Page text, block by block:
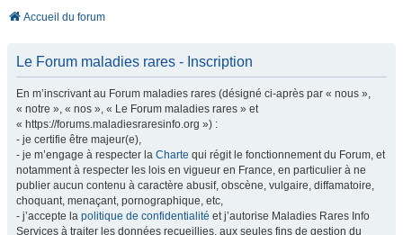
Accueil du forum
Le Forum maladies rares - Inscription
En m’inscrivant au Forum maladies rares (désigné ci-après par « nous »,
« notre », « nos », « Le Forum maladies rares » et
« https://forums.maladiesraresinfo.org ») :
- je certifie être majeur(e),
- je m’engage à respecter la Charte qui régit le fonctionnement du Forum, et
notamment à respecter les lois en vigueur en France, en particulier à ne
publier aucun contenu à caractère abusif, obscène, vulgaire, diffamatoire,
choquant, menaçant, pornographique, etc,
- j’accepte la politique de confidentialité et j’autorise Maladies Rares Info
Services à traiter les données recueillies, aux seules fins de gestion du